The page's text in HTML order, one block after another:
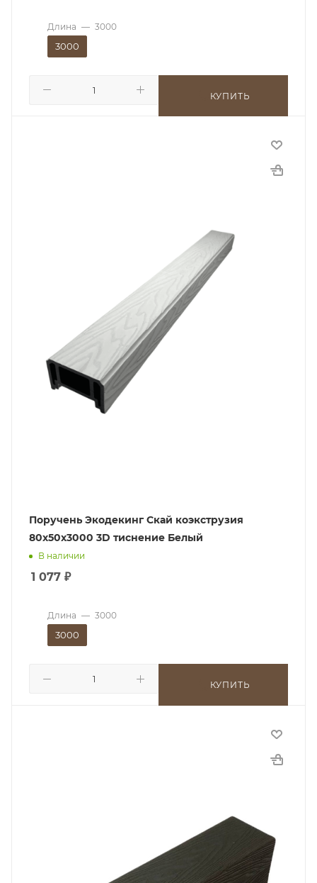
Длина — 3000
3000
КУПИТЬ
Поручень Экодекинг Скай коэкструзия
80х50х3000 3D тиснение Белый
В наличии
1 077 ₽
Длина — 3000
3000
КУПИТЬ